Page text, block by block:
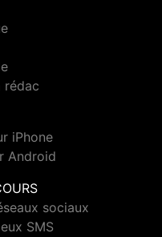
rédac
iPhone
Android
sociaux
SMS